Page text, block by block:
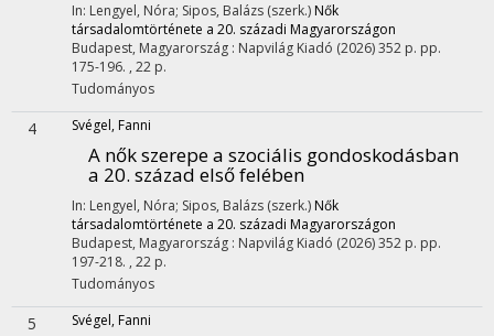
In: Lengyel, Nóra; Sipos, Balázs (szerk.) Nők
társadalomtörténete a 20. századi Magyarországon
Budapest, Magyarország : Napvilág Kiadó (2026)352 p. pp.
175-196. , 22 p.
Tudományos
4 Svégel, Fanni
A nők szerepe a szociális gondoskodásban
a 20. század első felében
In: Lengyel, Nóra; Sipos, Balázs (szerk.) Nők
társadalomtörténete a 20. századi Magyarországon
Budapest, Magyarország : Napvilág Kiadó (2026)352 p. pp.
197-218. , 22 p.
Tudományos
5 Svégel, Fanni